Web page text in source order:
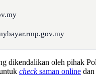
dikendalikan oleh pihak
checksaman online dan